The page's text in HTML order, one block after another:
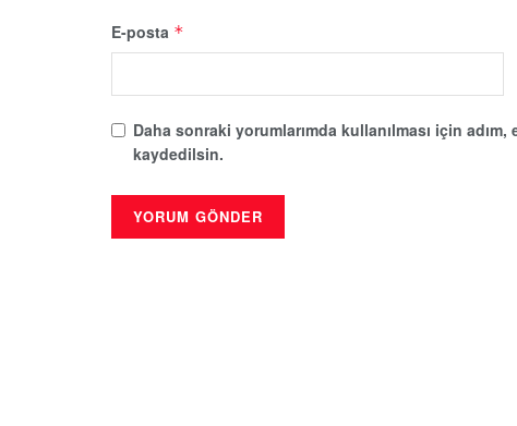
E-posta *
Daha sonraki yorumlarımda kullanılması için
kaydedilsin.